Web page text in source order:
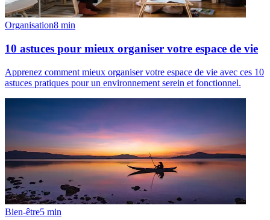
Organisation8 min
10 astuces pour mieux organiser votre espace de vie
Apprenez comment mieux organiser votre espace de vie avec ces 10
astuces pratiques pour un environnement serein et fonctionnel.
Bien-être5 min